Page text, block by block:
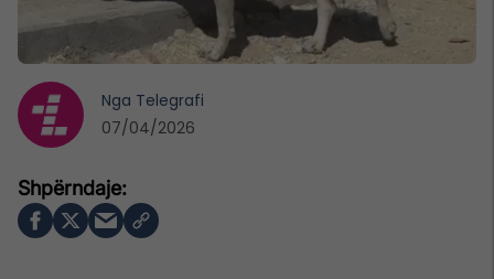
Nga Telegrafi
07/04/2026